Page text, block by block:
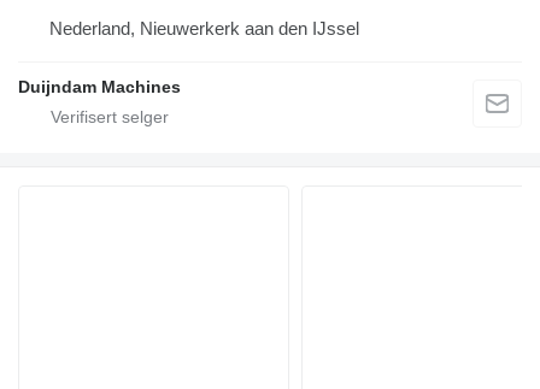
Nederland, Nieuwerkerk aan den IJssel
Duijndam Machines